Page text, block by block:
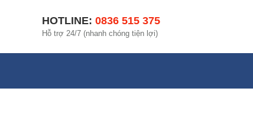
HOTLINE: 0836 515 375
Hỗ trợ 24/7 (nhanh chóng tiện lợi)